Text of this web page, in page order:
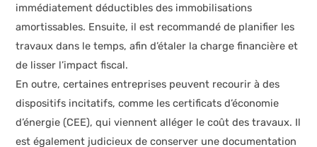
immédiatement déductibles des immobilisations
amortissables. Ensuite, il est recommandé de planifier les
travaux dans le temps, afin d’étaler la charge financière et
de lisser l’impact fiscal.
En outre, certaines entreprises peuvent recourir à des
dispositifs incitatifs, comme les certificats d’économie
d’énergie (CEE), qui viennent alléger le coût des travaux. Il
est également judicieux de conserver une documentation